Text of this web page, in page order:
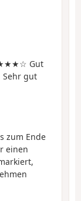
Gut
gut
zum Ende
einen